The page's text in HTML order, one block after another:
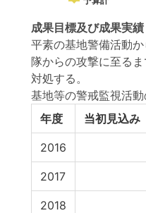
成果目標及び成果実績
平素の基地警備活動
隊からの攻撃に至る
対処する。
基地等の警戒監視活動
年度
当初見込み
2016
2017
2018